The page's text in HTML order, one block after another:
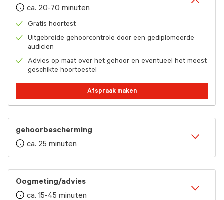
ca. 20-70 minuten
Gratis hoortest
Uitgebreide gehoorcontrole door een gediplomeerde
audicien
Advies op maat over het gehoor en eventueel het meest
geschikte hoortoestel
Afspraak maken
gehoorbescherming
ca. 25 minuten
Oogmeting/advies
ca. 15-45 minuten